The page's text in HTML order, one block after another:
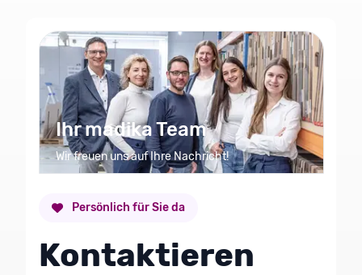
Ihr madika Team
Wir freuen uns auf Ihre Nachricht!
Persönlich für Sie da
Kontaktieren